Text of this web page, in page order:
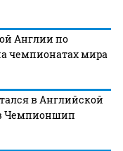
Англии по
чемпионатах мира
в Английской
в Чемпионшип